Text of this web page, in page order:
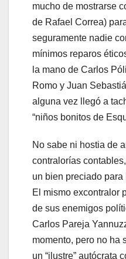
mucho de mostrarse
de Rafael Correa)
seguramente nadie
mínimos reparos
la mano de Carlos
Romo y Juan
alguna vez llegó a
“niños bonitos de
No sabe ni hostia de
contralorías
un bien preciado
El mismo excontralor
de sus enemigos
Carlos Pareja
momento, pero no ha
un “ilustre” autócrata